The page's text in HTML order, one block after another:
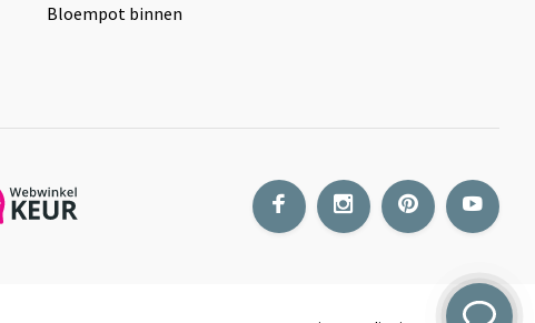
Bloempot binnen